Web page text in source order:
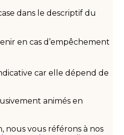
dans le descriptif du
en cas d’empêchement
car elle dépend de
animés en
nous vous référons à nos